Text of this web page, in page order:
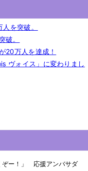
を突破。
。
20万人を達成！
ヴォイス」に変わりまし
ー！」 応援アンバサダ